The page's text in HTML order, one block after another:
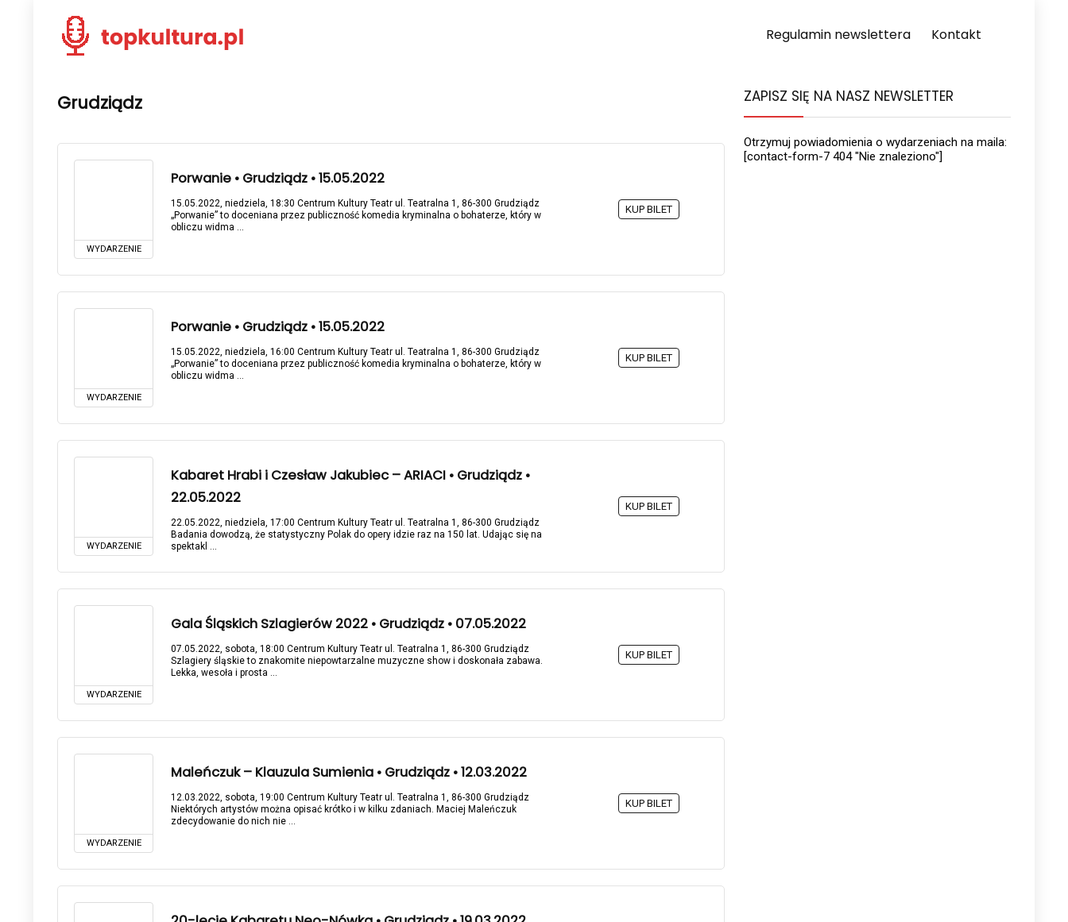
Regulamin newslettera Kontakt
Grudziądz
WYDARZENIE
Porwanie • Grudziądz • 15.05.2022
15.05.2022, niedziela, 18:30 Centrum Kultury Teatr ul. Teatralna 1, 86-300 Grudziądz
„Porwanie” to doceniana przez publiczność komedia kryminalna o bohaterze, który w
obliczu widma ...
KUP BILET
WYDARZENIE
Porwanie • Grudziądz • 15.05.2022
15.05.2022, niedziela, 16:00 Centrum Kultury Teatr ul. Teatralna 1, 86-300 Grudziądz
„Porwanie” to doceniana przez publiczność komedia kryminalna o bohaterze, który w
obliczu widma ...
KUP BILET
WYDARZENIE
Kabaret Hrabi i Czesław Jakubiec – ARIACI • Grudziądz •
22.05.2022
22.05.2022, niedziela, 17:00 Centrum Kultury Teatr ul. Teatralna 1, 86-300 Grudziądz
Badania dowodzą, że statystyczny Polak do opery idzie raz na 150 lat. Udając się na
spektakl ...
KUP BILET
WYDARZENIE
Gala Śląskich Szlagierów 2022 • Grudziądz • 07.05.2022
07.05.2022, sobota, 18:00 Centrum Kultury Teatr ul. Teatralna 1, 86-300 Grudziądz
Szlagiery śląskie to znakomite niepowtarzalne muzyczne show i doskonała zabawa.
Lekka, wesoła i prosta ...
KUP BILET
WYDARZENIE
Maleńczuk – Klauzula Sumienia • Grudziądz • 12.03.2022
12.03.2022, sobota, 19:00 Centrum Kultury Teatr ul. Teatralna 1, 86-300 Grudziądz
Niektórych artystów można opisać krótko i w kilku zdaniach. Maciej Maleńczuk
zdecydowanie do nich nie ...
KUP BILET
ZAPISZ SIĘ NA NASZ NEWSLETTER
Otrzymuj powiadomienia o wydarzeniach na maila:
[contact-form-7 404 "Nie znaleziono"]